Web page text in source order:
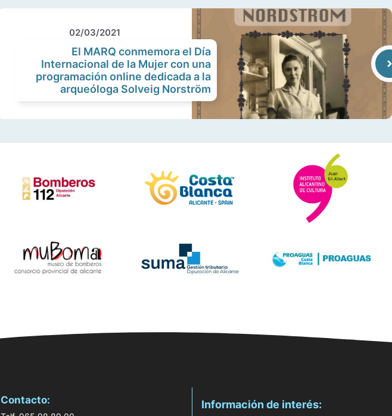
02/03/2021
El MARQ conmemora el Día
Internacional de la Mujer con una
programación online dedicada a la
arqueóloga Solveig Norström
Contacto: Información de interés: